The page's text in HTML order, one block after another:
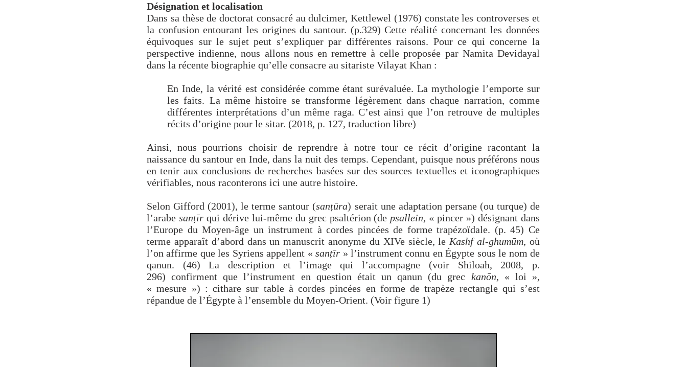
Désignation et localisation
Dans sa thèse de doctorat consacré au dulcimer, Kettlewel (1976) constate les controverses et
la confusion entourant les origines du santour. (p.329) Cette réalité concernant les données
équivoques sur le sujet peut s’expliquer par différentes raisons. Pour ce qui concerne la
perspective indienne, nous allons nous en remettre à celle proposée par Namita Devidayal
dans la récente biographie qu’elle consacre au sitariste Vilayat Khan :
En Inde, la vérité est considérée comme étant surévaluée. La mythologie l’emporte sur
les faits. La même histoire se transforme légèrement dans chaque narration, comme
différentes interprétations d’un même raga. C’est ainsi que l’on retrouve de multiples
récits d’origine pour le sitar. (2018, p. 127, traduction libre)
Ainsi, nous pourrions choisir de reprendre à notre tour ce récit d’origine racontant la
naissance du santour en Inde, dans la nuit des temps. Cependant, puisque nous préférons nous
en tenir aux conclusions de recherches basées sur des sources textuelles et iconographiques
vérifiables, nous raconterons ici une autre histoire.
Selon Gifford (2001), le terme santour (sanṭūra) serait une adaptation persane (ou turque) de
l’arabe sanṭīrqui dérive lui-même du grec psaltérion (de psallein, « pincer ») désignant dans
l’Europe du Moyen-âge un instrument à cordes pincées de forme trapézoïdale. (p. 45) Ce
terme apparaît d’abord dans un manuscrit anonyme du XIVe siècle, le Kashf al-ghumūm, où
l’on affirme que les Syriens appellent «sanṭīr » l’instrument connu en Égypte sous le nom de
qanun. (46) La description et l’image qui l’accompagne (voir Shiloah, 2008, p.
296) confirment que l’instrument en question était un qanun (du grec kanōn, « loi »,
« mesure ») : cithare sur table à cordes pincées en forme de trapèze rectangle qui s’est
répandue de l’Égypte à l’ensemble du Moyen-Orient. (Voir figure 1)